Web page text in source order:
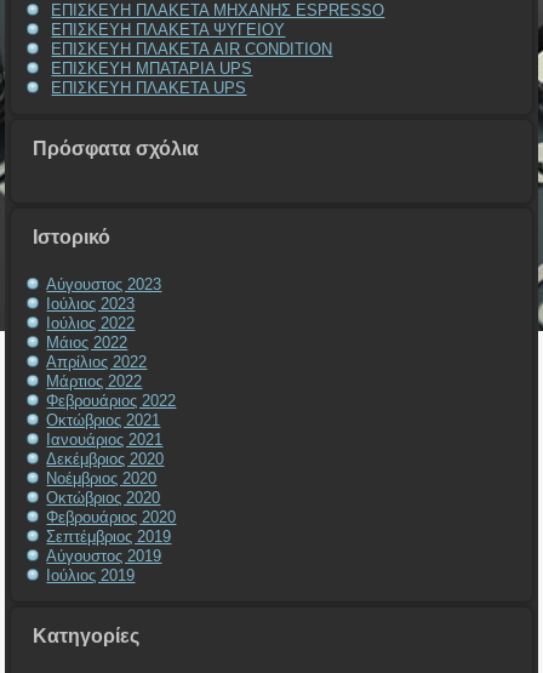
ΕΠΙΣΚΕΥΗ ΠΛΑΚΕΤΑ ΜΗΧΑΝΗΣ ESPRESSO
ΕΠΙΣΚΕΥΗ ΠΛΑΚΕΤΑ ΨΥΓΕΙΟΥ
ΕΠΙΣΚΕΥΗ ΠΛΑΚΕΤΑ AIR CONDITION
ΕΠΙΣΚΕΥΗ ΜΠΑΤΑΡΙΑ UPS
ΕΠΙΣΚΕΥΗ ΠΛΑΚΕΤΑ UPS
Πρόσφατα σχόλια
Ιστορικό
Αύγουστος 2023
Ιούλιος 2023
Ιούλιος 2022
Μάιος 2022
Απρίλιος 2022
Μάρτιος 2022
Φεβρουάριος 2022
Οκτώβριος 2021
Ιανουάριος 2021
Δεκέμβριος 2020
Νοέμβριος 2020
Οκτώβριος 2020
Φεβρουάριος 2020
Σεπτέμβριος 2019
Αύγουστος 2019
Ιούλιος 2019
Kατηγορίες